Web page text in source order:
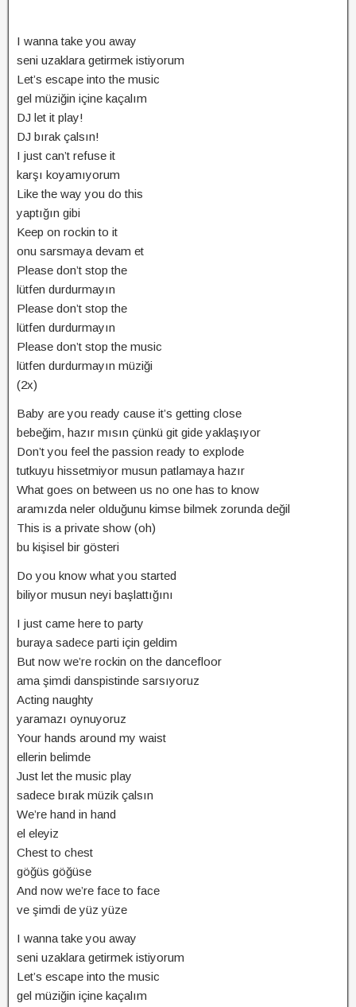
I wanna take you away
seni uzaklara getirmek istiyorum
Let’s escape into the music
gel müziğin içine kaçalım
DJ let it play!
DJ bırak çalsın!
I just can’t refuse it
karşı koyamıyorum
Like the way you do this
yaptığın gibi
Keep on rockin to it
onu sarsmaya devam et
Please don’t stop the
lütfen durdurmayın
Please don’t stop the
lütfen durdurmayın
Please don’t stop the music
lütfen durdurmayın müziği
(2x)
Baby are you ready cause it’s getting close
bebeğim, hazır mısın çünkü git gide yaklaşıyor
Don’t you feel the passion ready to explode
tutkuyu hissetmiyor musun patlamaya hazır
What goes on between us no one has to know
aramızda neler olduğunu kimse bilmek zorunda değil
This is a private show (oh)
bu kişisel bir gösteri
Do you know what you started
biliyor musun neyi başlattığını
I just came here to party
buraya sadece parti için geldim
But now we’re rockin on the dancefloor
ama şimdi danspistinde sarsıyoruz
Acting naughty
yaramazı oynuyoruz
Your hands around my waist
ellerin belimde
Just let the music play
sadece bırak müzik çalsın
We’re hand in hand
el eleyiz
Chest to chest
göğüs göğüse
And now we’re face to face
ve şimdi de yüz yüze
I wanna take you away
seni uzaklara getirmek istiyorum
Let’s escape into the music
gel müziğin içine kaçalım